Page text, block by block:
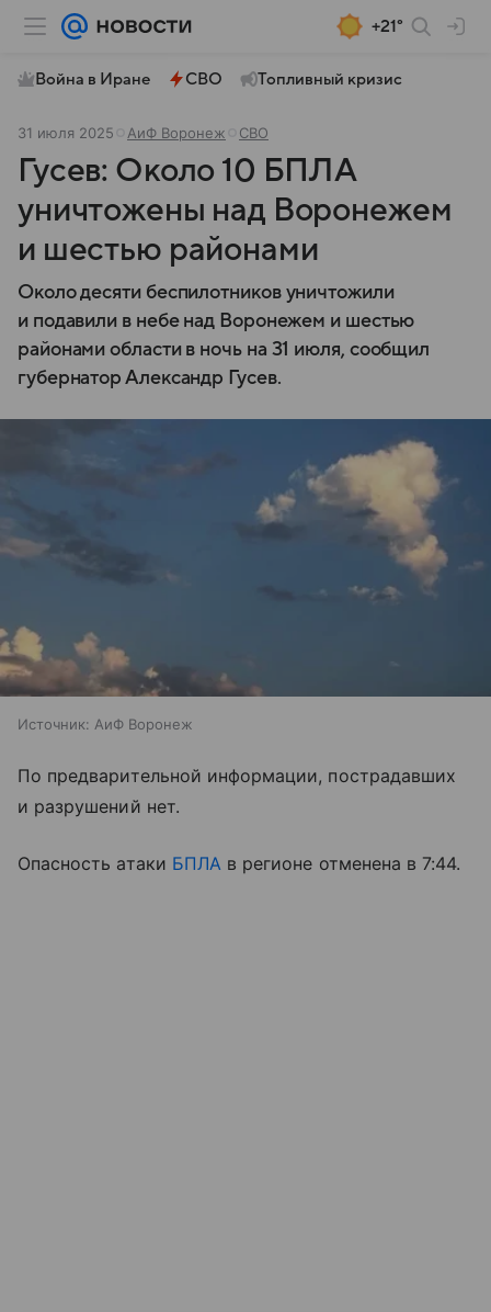
+21°
Война в Иране СВО Топливный кризис
31 июля 2025 АиФ Воронеж СВО
Гусев: Около 10 БПЛА
уничтожены над Воронежем
и шестью районами
Около десяти беспилотников уничтожили
и подавили в небе над Воронежем и шестью
районами области в ночь на 31 июля, сообщил
губернатор Александр Гусев.
Источник: АиФ Воронеж
По предварительной информации, пострадавших
и разрушений нет.
Опасность атаки БПЛА в регионе отменена в 7:44.